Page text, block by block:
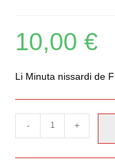
10,00€
Li Minuta nissardi de
- +